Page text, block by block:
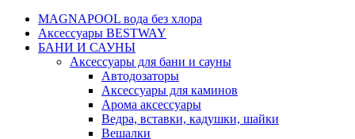
MAGNAPOOL вода без хлора
Аксессуары BESTWAY
БАНИ И САУНЫ
Аксессуары для бани и сауны
Автодозаторы
Аксессуары для каминов
Арома аксессуары
Ведра, вставки, кадушки, шайки
Вешалки